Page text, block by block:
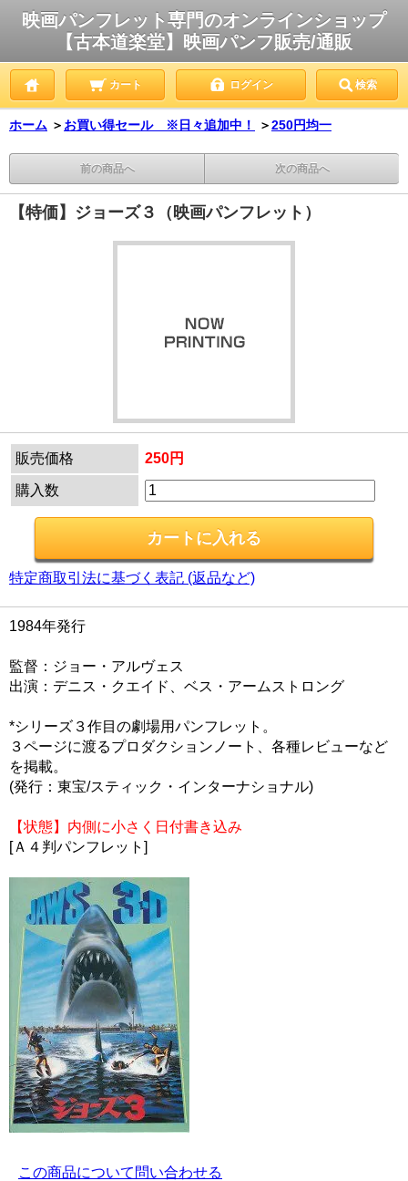
映画パンフレット専門のオンラインショップ
【古本道楽堂】映画パンフ販売/通販
カート ログイン 検索
ホーム ＞ お買い得セール ※日々追加中！ ＞250円均一
前の商品へ 次の商品へ
【特価】ジョーズ３（映画パンフレット）
販売価格 250円
購入数
特定商取引法に基づく表記 (返品など)
1984年発行
監督：ジョー・アルヴェス
出演：デニス・クエイド、ベス・アームストロング
*シリーズ３作目の劇場用パンフレット。
３ページに渡るプロダクションノート、各種レビューなど
を掲載。
(発行：東宝/スティック・インターナショナル)
【状態】内側に小さく日付書き込み
[Ａ４判パンフレット]
この商品について問い合わせる